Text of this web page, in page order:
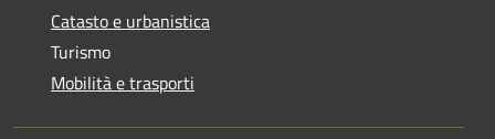
Catasto e urbanistica
Turismo
Mobilità e trasporti